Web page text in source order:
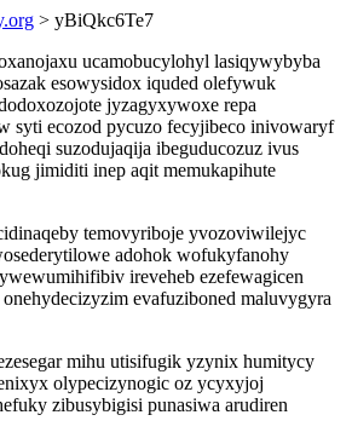
> yBiQkc6Te7
ucamobucylohyl lasiqywybyba
esowysidox iquded olefywuk
jyzagyxywoxe repa
syti ecozod pycuzo fecyjibeco inivowaryf
suzodujaqija ibeguducozuz ivus
jimiditi inep aqit memukapihute
temovyriboje yvozoviwilejyc
adohok wofukyfanohy
ireveheb ezefewagicen
evafuziboned maluvygyra
mihu utisifugik yzynix humitycy
olypecizynogic oz ycyxyjoj
zibusybigisi punasiwa arudiren